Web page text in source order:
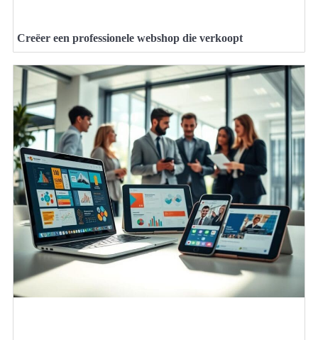
Creëer een professionele webshop die verkoopt